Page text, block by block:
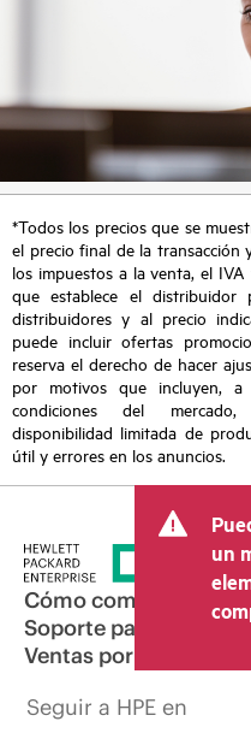
*Todos los precios que se
el precio final de la transacción
los impuestos a la venta, el
que establece el
distribuidores y al precio
puede incluir ofertas
reserva el derecho de hacer
por motivos que incluyen,
condiciones del mercado,
disponibilidad limitada de
útil y errores en los anuncios.
un
Cómo comprar
Soporte para
Ventas por correo
Seguir a HPE en